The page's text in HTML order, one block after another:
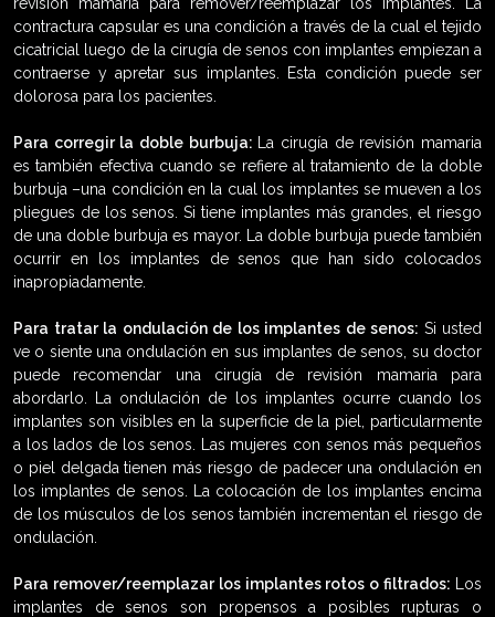
contractura capsular es una condición a través de la cual el tejido
cicatricial luego de la cirugía de senos con implantes empiezan a
contraerse y apretar sus implantes. Esta condición puede ser
dolorosa para los pacientes.
Para corregir la doble burbuja:
La cirugía de revisión mamaria
es también efectiva cuando se refiere al tratamiento de la doble
burbuja –una condición en la cual los implantes se mueven a los
pliegues de los senos. Si tiene implantes más grandes, el riesgo
de una doble burbuja es mayor. La doble burbuja puede también
ocurrir en los implantes de senos que han sido colocados
inapropiadamente.
Para tratar la ondulación de los implantes de senos: Si usted
ve o siente una ondulación en sus implantes de senos, su doctor
puede recomendar una cirugía de revisión mamaria para
abordarlo. La ondulación de los implantes ocurre cuando los
implantes son visibles en la superficie de la piel, particularmente
a los lados de los senos. Las mujeres con senos más pequeños
o piel delgada tienen más riesgo de padecer una ondulación en
los implantes de senos. La colocación de los implantes encima
de los músculos de los senos también incrementan el riesgo de
ondulación.
Para remover/reemplazar los implantes rotos o filtrados:
Los
implantes de senos son propensos a posibles rupturas o